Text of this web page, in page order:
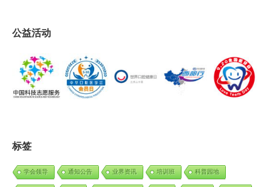
公益活动
标签
学会领导 通知公告 业界资讯 培训班 科普园地